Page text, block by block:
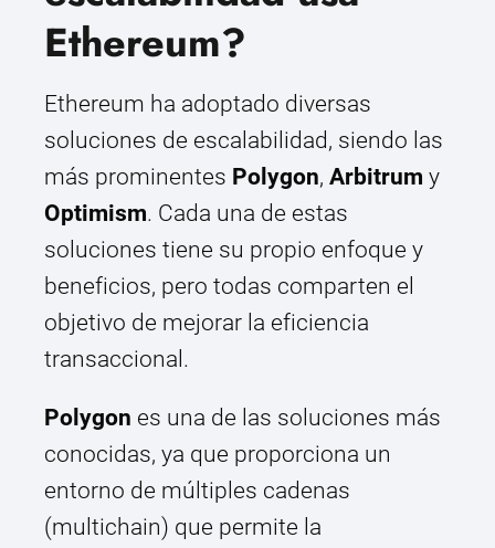
Ethereum?
Ethereum ha adoptado diversas
soluciones de escalabilidad, siendo las
más prominentes Polygon, Arbitrum y
Optimism. Cada una de estas
soluciones tiene su propio enfoque y
beneficios, pero todas comparten el
objetivo de mejorar la eficiencia
transaccional.
Polygon es una de las soluciones más
conocidas, ya que proporciona un
entorno de múltiples cadenas
(multichain) que permite la